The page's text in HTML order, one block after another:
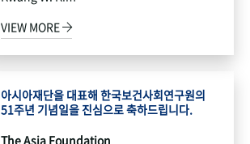
VIEW MORE
아시아재단을 대표해 한국보건사회연구원의
51주년 기념일을 진심으로 축하드립니다.
The Asia Foundation